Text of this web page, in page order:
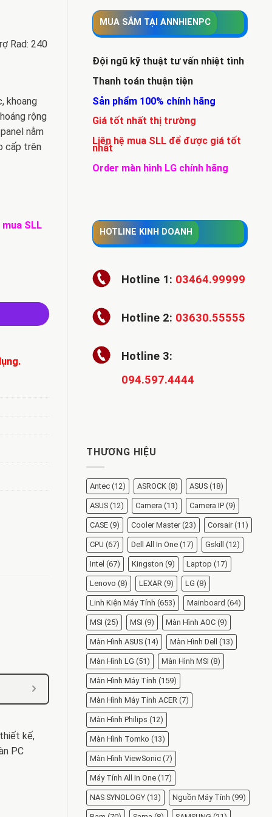
MUA SẮM TẠI ANNHIENPC
Đội ngũ kỹ thuật tư vấn nhiệt tình
Thanh toán thuận tiện
Sản phẩm 100% chính hãng
Giá tốt nhất thị trường
Liên hệ mua SLL để được giá tốt
nhất
Order màn hình LG chính hãng
HOTLINE KINH DOANH
Hotline 1: 03464.99999
Hotline 2: 03630.55555
Hotline 3:
094.597.4444
THƯƠNG HIỆU
Antec (12) ASROCK (8) ASUS (18)
ASUS (12) Camera (11) Camera IP (9)
CASE (9) Cooler Master (23) Corsair (11)
CPU (67) Dell All In One (17) Gskill (12)
Intel (67) Kingston (9) Laptop (17)
Lenovo (8) LEXAR (9) LG (8)
Linh Kiện Máy Tính (653) Mainboard (64)
MSI (25) MSI (9) Màn Hình AOC (9)
Màn Hình ASUS (14) Màn Hình Dell (13)
Màn Hình LG (51) Màn Hình MSI (8)
Màn Hình Máy Tính (159)
Màn Hình Máy Tính ACER (7)
Màn Hình Philips (12)
Màn Hình Tomko (13)
Màn Hình ViewSonic (7)
Máy Tính All In One (17)
NAS SYNOLOGY (13) Nguồn Máy Tính (99)
Rad: 240
khoang
rộng
nằm
cấp trên
SLL
kế,
PC